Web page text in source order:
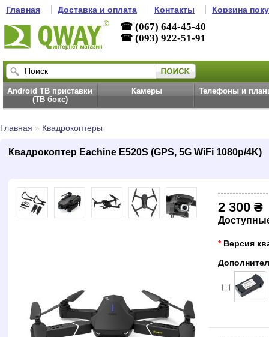
Главная Доставка и оплата Контакты Корзина
☎ (067) 644-45-40
☎ (093) 922-51-91
Android ТВ приставки
(ТВ бокс)
Камеры Телефоны и
Главная » Квадрокоптеры
Квадрокоптер Eachine E520S (GPS, 5G WiFi 1080p/4K)
2 300 ₴
* Версия